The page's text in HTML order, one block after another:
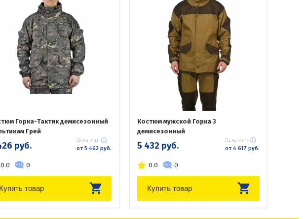
Горка-Тактик демисезонный
Грей
руб. Цена опт:
от 5 462 руб.
0.0 0
Купить товар
Костюм мужской Горка 3
демисезонный
5 432 руб. Цена опт:
от 4 617 руб.
0.0 0
Купить товар